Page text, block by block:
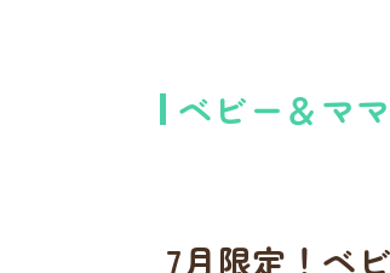
ベビー＆マ
7月限定！ベ